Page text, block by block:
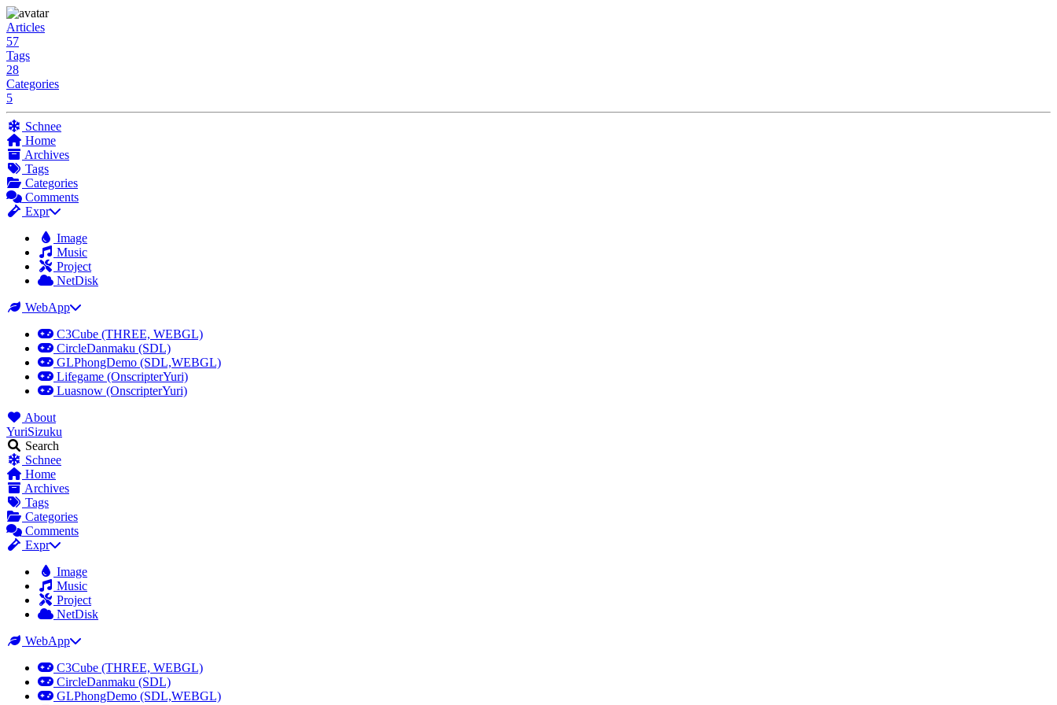
Articles
57
Tags
28
Categories
5
Schnee
Home
Archives
Tags
Categories
Comments
Expr
Image
Music
Project
NetDisk
WebApp
C3Cube (THREE, WEBGL)
CircleDanmaku (SDL)
GLPhongDemo (SDL,WEBGL)
Lifegame (OnscripterYuri)
Luasnow (OnscripterYuri)
About
YuriSizuku
Search
Schnee
Home
Archives
Tags
Categories
Comments
Expr
Image
Music
Project
NetDisk
WebApp
C3Cube (THREE, WEBGL)
CircleDanmaku (SDL)
GLPhongDemo (SDL,WEBGL)